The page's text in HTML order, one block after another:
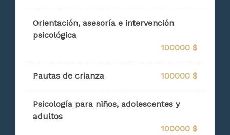
Orientación, asesoría e intervención
psicológica
100000 $
Pautas de crianza 100000 $
Psicología para niños, adolescentes y
adultos
100000 $